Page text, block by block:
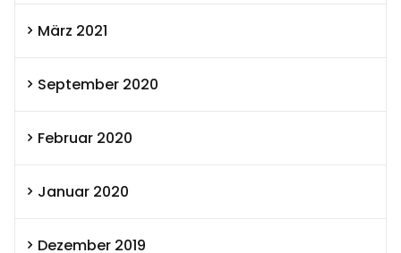
März 2021
September 2020
Februar 2020
Januar 2020
Dezember 2019